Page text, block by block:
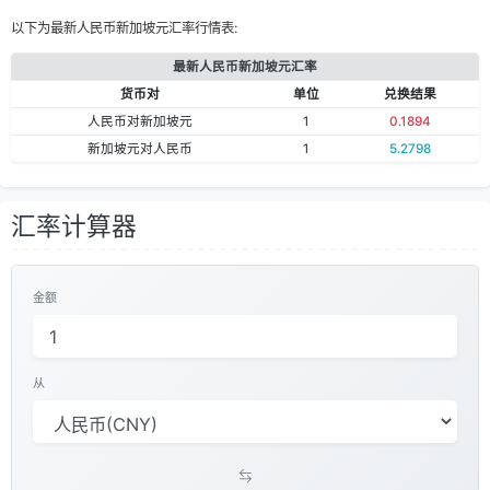
以下为最新人民币新加坡元汇率行情表:
最新人民币新加坡元汇率
货币对
单位
兑换结果
人民币对新加坡元
1
0.1894
新加坡元对人民币
1 5.2798
汇率计算器
金额
从